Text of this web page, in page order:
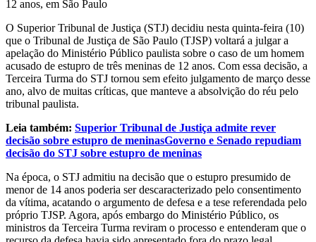
12 anos, em São Paulo
O Superior Tribunal de Justiça (STJ) decidiu nesta quinta-feira (10)
que o Tribunal de Justiça de São Paulo (TJSP) voltará a julgar a
apelação do Ministério Público paulista sobre o caso de um homem
acusado de estupro de três meninas de 12 anos. Com essa decisão, a
Terceira Turma do STJ tornou sem efeito julgamento de março desse
ano, alvo de muitas críticas, que manteve a absolvição do réu pelo
tribunal paulista.
Leia também: Superior Tribunal de Justiça admite rever
decisão sobre estupro de meninasGoverno e Senado repudiam
decisão do STJ sobre estupro de meninas
Na época, o STJ admitiu na decisão que o estupro presumido de
menor de 14 anos poderia ser descaracterizado pelo consentimento
da vítima, acatando o argumento de defesa e a tese referendada pelo
próprio TJSP. Agora, após embargo do Ministério Público, os
ministros da Terceira Turma reviram o processo e entenderam que o